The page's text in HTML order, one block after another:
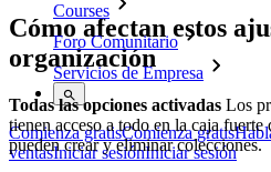
Courses
Foro Comunitario
Servicios de Empresa
Comienza gratisComienza gratis
ventasIniciar sesiónIniciar sesión
Cómo afectan estos
organización
Todas las opciones activadas Los
tienen acceso a todo en la caja
pueden crear y eliminar colecciones.